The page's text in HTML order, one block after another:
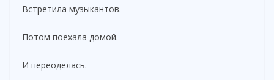
Встретила музыкантов.
Потом поехала домой.
И переоделась.